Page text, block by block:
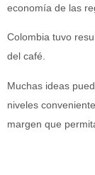
economía de las
Colombia tuvo
del café.
Muchas ideas
niveles
margen que